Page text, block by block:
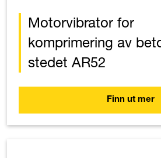
Motorvibrator for
komprimering av
stedet AR52
Finn ut mer